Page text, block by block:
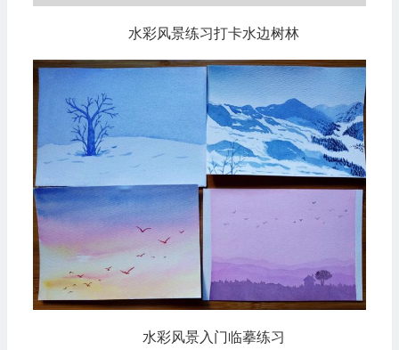
水彩风景练习打卡水边树林
水彩风景入门临摹练习